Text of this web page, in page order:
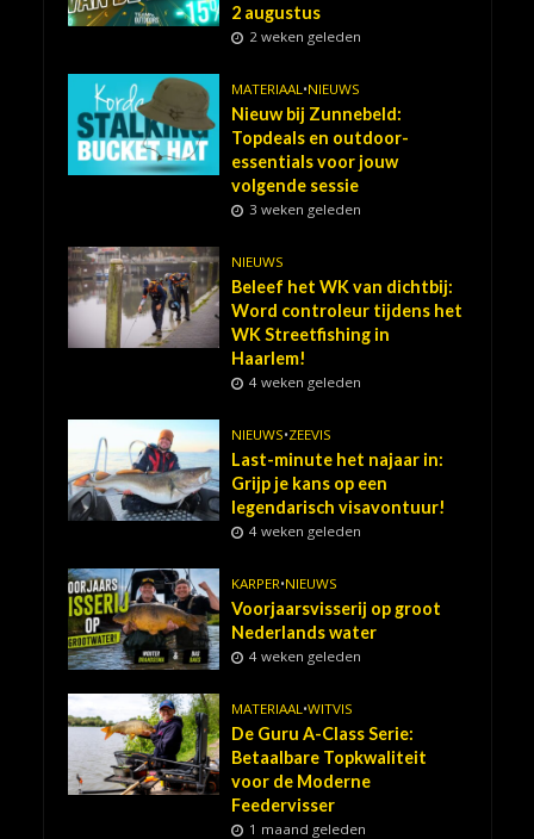
2 augustus
2 weken geleden
MATERIAAL•NIEUWS
Nieuw bij Zunnebeld:
Topdeals en outdoor-
essentials voor jouw
volgende sessie
3 weken geleden
NIEUWS
Beleef het WK van dichtbij:
Word controleur tijdens het
WK Streetfishing in
Haarlem!
4 weken geleden
NIEUWS•ZEEVIS
Last-minute het najaar in:
Grijp je kans op een
legendarisch visavontuur!
4 weken geleden
KARPER•NIEUWS
Voorjaarsvisserij op groot
Nederlands water
4 weken geleden
MATERIAAL•WITVIS
De Guru A-Class Serie:
Betaalbare Topkwaliteit
voor de Moderne
Feedervisser
1 maand geleden